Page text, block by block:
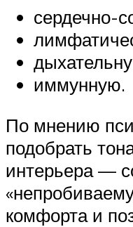
сердечно-
иммунную.
По мнению
подобрать
интерьера —
комфорта и